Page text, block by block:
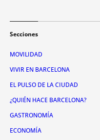
Secciones
MOVILIDAD
VIVIR EN BARCELONA
EL PULSO DE LA CIUDAD
¿QUIÉN HACE BARCELONA?
GASTRONOMÍA
ECONOMÍA